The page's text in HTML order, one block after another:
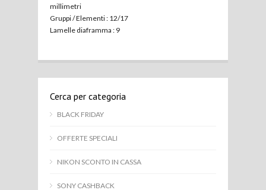
millimetri
Gruppi / Elementi : 12/17
Lamelle diaframma : 9
Cerca per categoria
BLACK FRIDAY
OFFERTE SPECIALI
NIKON SCONTO IN CASSA
SONY CASHBACK